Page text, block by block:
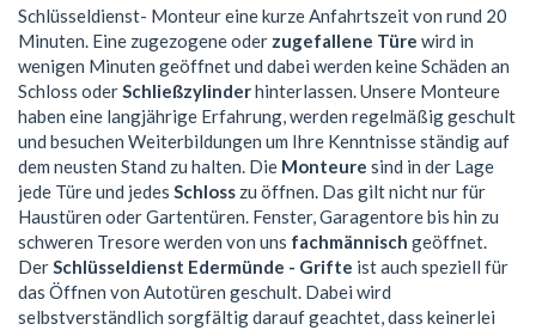
Schlüsseldienst- Monteur eine kurze Anfahrtszeit von rund 20
Minuten. Eine zugezogene oder zugefallene Türe wird in
wenigen Minuten geöffnet und dabei werden keine Schäden an
Schloss oderSchließzylinderhinterlassen. Unsere Monteure
haben eine langjährige Erfahrung, werden regelmäßig geschult
und besuchen Weiterbildungen um Ihre Kenntnisse ständig auf
dem neusten Stand zu halten. Die Monteure sind in der Lage
jede Türe und jedes Schloss zu öffnen. Das gilt nicht nur für
Haustüren oder Gartentüren. Fenster, Garagentore bis hin zu
schweren Tresore werden von uns fachmännisch geöffnet.
DerSchlüsseldienst Edermünde - Grifte ist auch speziell für
das Öffnen von Autotüren geschult. Dabei wird
selbstverständlich sorgfältig darauf geachtet, dass keinerlei